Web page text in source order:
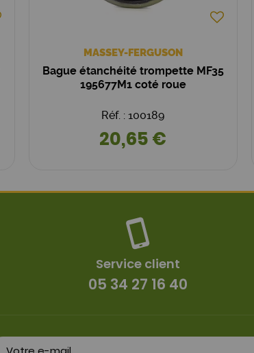
MASSEY-FERGUSON
Bague étanchéité trompette MF35
195677M1 coté roue
Réf. : 100189
20,65 €
Service client
05 34 27 16 40